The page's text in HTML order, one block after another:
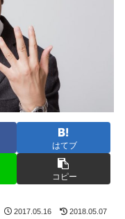
はてブ
コピー
2017.05.16 2018.05.07